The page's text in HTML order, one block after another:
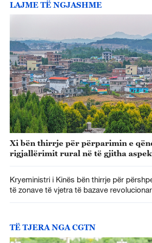
LAJME TË NGJASHME
Xi bën thirrje për përparimin e
rigjallërimit rural në të gjitha
Kryeministri i Kinës bën thirrje për
të zonave të vjetra të bazave
TË TJERA NGA CGTN